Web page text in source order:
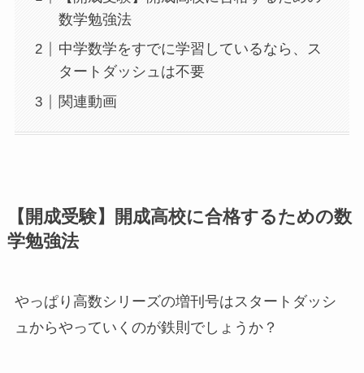
数学勉強法
中学数学をすでに学習しているなら、ス
タートダッシュは不要
関連動画
【開成受験】開成高校に合格するための数
学勉強法
やっぱり高数シリーズの増刊号はスタートダッシ
ュからやっていくのが鉄則でしょうか？